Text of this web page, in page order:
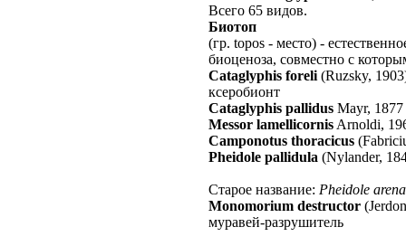
Всего 65 видов.
Биотоп
(гр. topos - место) -
биоценоза, совместно с
Cataglyphis foreli (Ruzsky,
ксеробионт
Cataglyphis pallidus Mayr, 1877
Messor lamellicornisArnoldi,
Camponotus thoracicus
Pheidole pallidula (Nylander,
Старое название: Pheidole
Monomorium destructor
муравей-разрушитель